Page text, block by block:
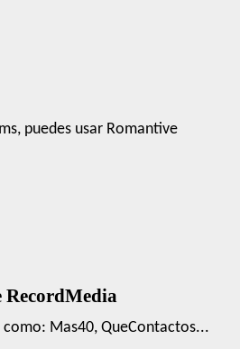
puedes usar Romantive
RecordMedia
como: Mas40, QueContactos...